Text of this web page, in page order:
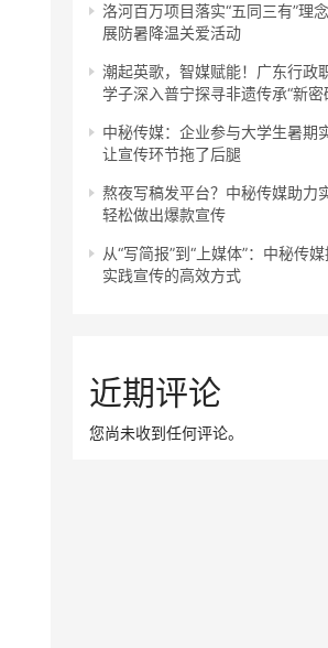
洛河百万项目落实“五同三有”理
展防暑降温关爱活动
潮起英歌，智媒赋能！广东行政
学子深入普宁探寻非遗传承“新密
中秘传媒：企业参与大学生暑期
让宣传环节拖了后腿
熬夜写稿发平台？中秘传媒助力
轻松做出爆款宣传
从“写简报”到“上媒体”：中秘传
实践宣传的高效方式
近期评论
您尚未收到任何评论。